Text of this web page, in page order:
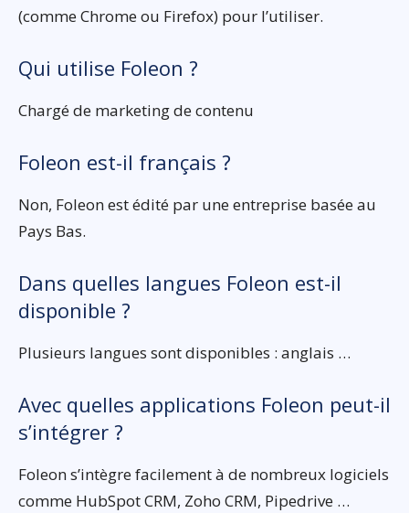
(comme Chrome ou Firefox) pour l’utiliser.
Qui utilise Foleon ?
Chargé de marketing de contenu
Foleon est-il français ?
Non, Foleon est édité par une entreprise basée au
Pays Bas.
Dans quelles langues Foleon est-il
disponible ?
Plusieurs langues sont disponibles : anglais …
Avec quelles applications Foleon peut-il
s’intégrer ?
Foleon s’intègre facilement à de nombreux logiciels
comme HubSpot CRM, Zoho CRM, Pipedrive …